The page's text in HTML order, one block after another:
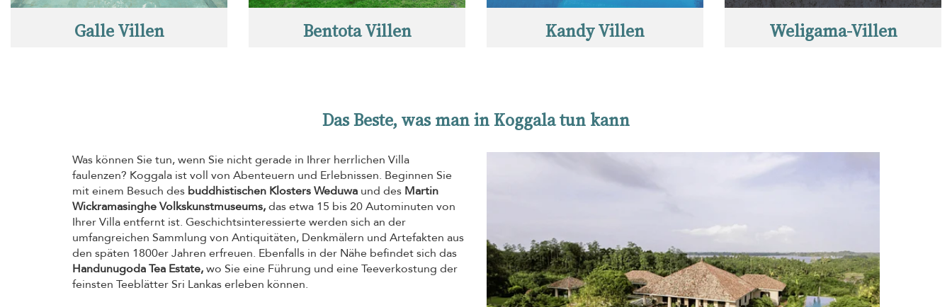
Galle Villen Bentota Villen Kandy Villen Weligama-Villen
Das Beste, was man in Koggala tun kann
Was können Sie tun, wenn Sie nicht gerade in Ihrer herrlichen Villa
faulenzen? Koggala ist voll von Abenteuern und Erlebnissen. Beginnen Sie
mit einem Besuch des buddhistischen Klosters Weduwa und des Martin
Wickramasinghe Volkskunstmuseums,das etwa 15 bis 20 Autominuten von
Ihrer Villa entfernt ist. Geschichtsinteressierte werden sich an der
umfangreichen Sammlung von Antiquitäten, Denkmälern und Artefakten aus
den späten 1800er Jahren erfreuen. Ebenfalls in der Nähe befindet sich das
Handunugoda Tea Estate,wo Sie eine Führung und eine Teeverkostung der
feinsten Teeblätter Sri Lankas erleben können.